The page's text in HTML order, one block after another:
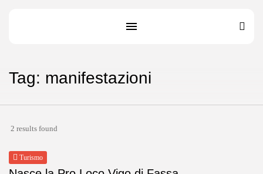
Tag: manifestazioni
2 results found
Turismo